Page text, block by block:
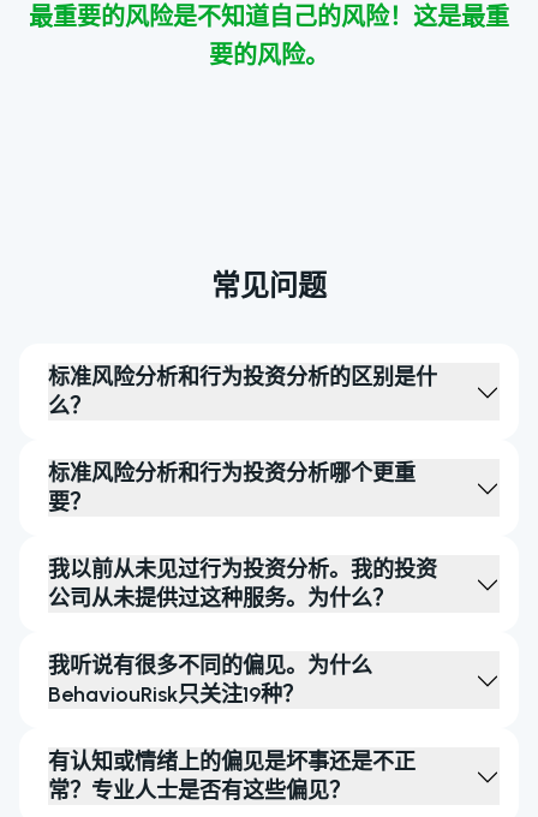
最重要的风险是不知道自己的风险！这是最重
要的风险。
常见问题
标准风险分析和行为投资分析的区别是什
么？
标准风险分析和行为投资分析哪个更重
要？
我以前从未见过行为投资分析。我的投资
公司从未提供过这种服务。为什么？
我听说有很多不同的偏见。为什么
BehaviouRisk只关注19种？
有认知或情绪上的偏见是坏事还是不正
常？专业人士是否有这些偏见？